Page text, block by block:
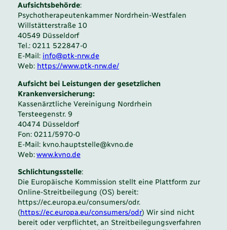
Aufsichtsbehörde:
Psychotherapeutenkammer Nordrhein-Westfalen
Willstätterstraße 10
40549 Düsseldorf
Tel.: 0211 522847-0
E-Mail: info@ptk-nrw.de
Web: https://www.ptk-nrw.de/
Aufsicht bei Leistungen der gesetzlichen
Krankenversicherung:
Kassenärztliche Vereinigung Nordrhein
Tersteegenstr. 9
40474 Düsseldorf
Fon: 0211/5970-0
E-Mail: kvno.hauptstelle@kvno.de
Web:www.kvno.de
Schlichtungsstelle:
Die Europäische Kommission stellt eine Plattform zur
Online-Streitbeilegung (OS) bereit:
https://ec.europa.eu/consumers/odr.
(https://ec.europa.eu/consumers/odr) Wir sind nicht
bereit oder verpflichtet, an Streitbeilegungsverfahren